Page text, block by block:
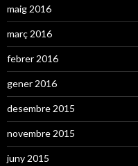
maig 2016
març 2016
febrer 2016
gener 2016
desembre 2015
novembre 2015
juny 2015